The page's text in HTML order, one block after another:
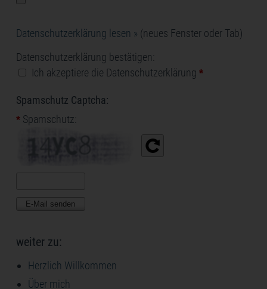
Datenschutzerklärung lesen » (neues Fenster oder Tab)
Datenschutzerklärung bestätigen:
Ich akzeptiere die Datenschutzerklärung *
Spamschutz Captcha:
*Spamschutz:
weiter zu:
Herzlich Willkommen
Über mich